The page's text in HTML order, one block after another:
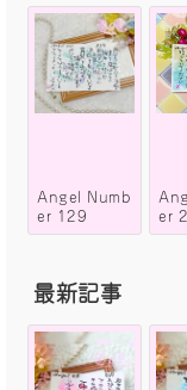
Angel Numb
er 129
er
最新記事